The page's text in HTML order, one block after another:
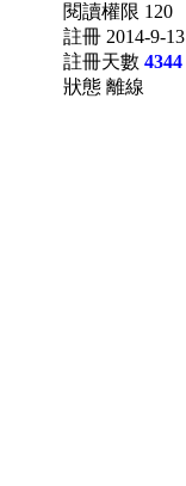
閱讀權限 120
註冊 2014-9-13
註冊天數 4344
狀態 離線